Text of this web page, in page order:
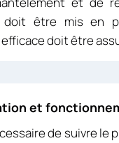
doit être mis en
doit être
et
de suivre le